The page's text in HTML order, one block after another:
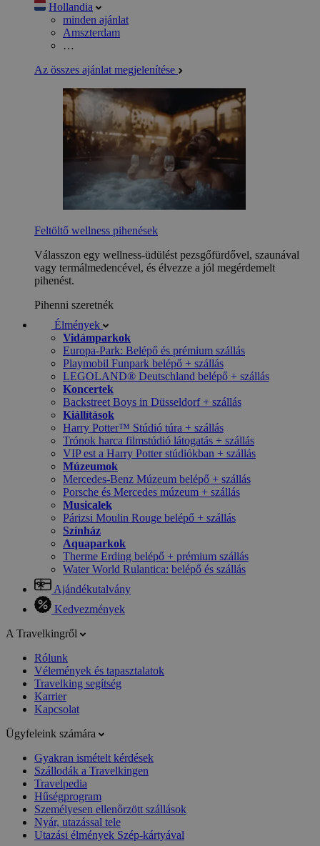
Hollandia
minden ajánlat
Amszterdam
…
Az összes ajánlat megjelenítése
Feltöltő wellness pihenések
Válasszon egy wellness-üdülést pezsgőfürdővel, szaunával
vagy termálmedencével, és élvezze a jól megérdemelt
pihenést.
Pihenni szeretnék
Élmények
Vidámparkok
Europa-Park: Belépő és prémium szállás
Playmobil Funpark belépő + szállás
LEGOLAND® Deutschland belépő + szállás
Koncertek
Backstreet Boys in Düsseldorf + szállás
Kiállítások
Harry Potter™ Stúdió túra + szállás
Trónok harca filmstúdió látogatás + szállás
VIP est a Harry Potter stúdiókban + szállás
Múzeumok
Mercedes-Benz Múzeum belépő + szállás
Porsche és Mercedes múzeum + szállás
Musicalek
Párizsi Moulin Rouge belépő + szállás
Színház
Aquaparkok
Therme Erding belépő + prémium szállás
Water World Rulantica: belépő és szállás
Ajándékutalvány
Kedvezmények
A Travelkingről
Rólunk
Vélemények és tapasztalatok
Travelking segítség
Karrier
Kapcsolat
Ügyfeleink számára
Gyakran ismételt kérdések
Szállodák a Travelkingen
Travelpedia
Hűségprogram
Személyesen ellenőrzött szállások
Nyár, utazással tele
Utazási élmények Szép-kártyával